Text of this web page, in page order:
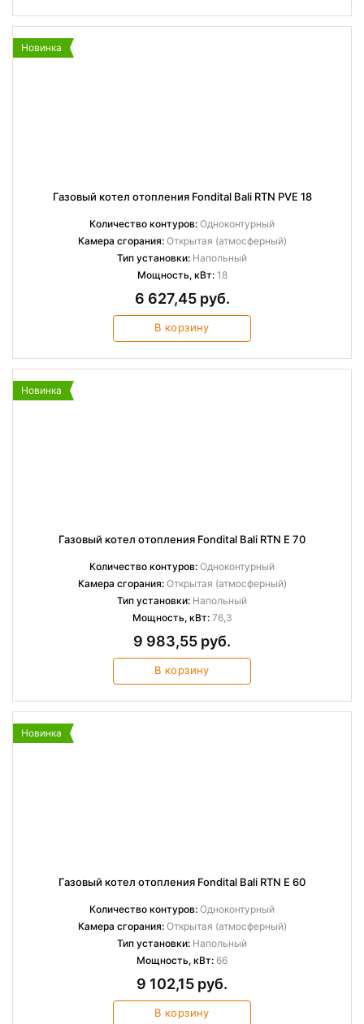
Новинка
Газовый котел отопления Fondital Bali RTN PVE 18
Количество контуров: Одноконтурный
Камера сгорания:Открытая (атмосферный)
Тип установки: Напольный
Мощность, кВт:18
6 627,45 руб.
В корзину
Новинка
Газовый котел отопления Fondital Bali RTN E 70
Количество контуров: Одноконтурный
Камера сгорания:Открытая (атмосферный)
Тип установки: Напольный
Мощность, кВт:76,3
9 983,55 руб.
В корзину
Новинка
Газовый котел отопления Fondital Bali RTN E 60
Количество контуров: Одноконтурный
Камера сгорания:Открытая (атмосферный)
Тип установки: Напольный
Мощность, кВт: 66
9 102,15 руб.
В корзину